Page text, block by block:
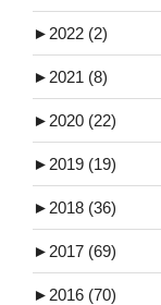
► 2022 (2)
► 2021 (8)
► 2020 (22)
► 2019 (19)
► 2018 (36)
► 2017 (69)
► 2016 (70)